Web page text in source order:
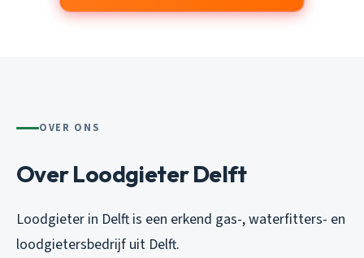
OVER ONS
Over Loodgieter Delft
Loodgieter in Delft is een erkend gas-, waterfitters- en
loodgietersbedrijf uit Delft.